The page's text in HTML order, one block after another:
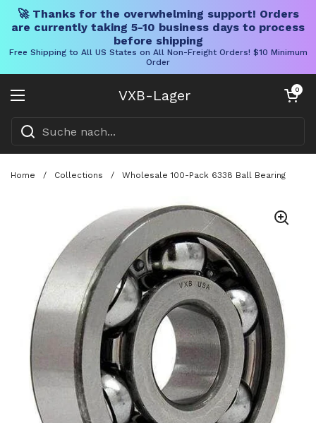
🚀 Thanks for the overwhelming support! Orders
are currently taking 5-10 business days to process
before shipping
Free Shipping to All US States on All Non-Freight Orders! $10 Minimum
Order
VXB-Lager
Menü öffnen
Warenkorb
0
Home / Collections / Wholesale 100-Pack 6338 Ball Bearing